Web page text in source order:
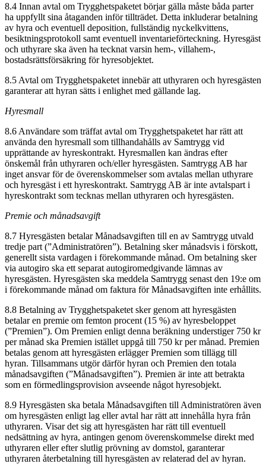
8.4 Innan avtal om Trygghetspaketet börjar gälla måste båda parter
ha uppfyllt sina åtaganden inför tillträdet. Detta inkluderar betalning
av hyra och eventuell deposition, fullständig nyckelkvittens,
besiktningsprotokoll samt eventuell inventarieförteckning. Hyresgäst
och uthyrare ska även ha tecknat varsin hem-, villahem-,
bostadsrättsförsäkring för hyresobjektet.
8.5 Avtal om Trygghetspaketet innebär att uthyraren och hyresgästen
garanterar att hyran sätts i enlighet med gällande lag.
Hyresmall
8.6 Användare som träffat avtal om Trygghetspaketet har rätt att
använda den hyresmall som tillhandahålls av Samtrygg vid
upprättande av hyreskontrakt. Hyresmallen kan ändras efter
önskemål från uthyraren och/eller hyresgästen. Samtrygg AB har
inget ansvar för de överenskommelser som avtalas mellan uthyrare
och hyresgäst i ett hyreskontrakt. Samtrygg AB är inte avtalspart i
hyreskontrakt som tecknas mellan uthyraren och hyresgästen.
Premie och månadsavgift
8.7 Hyresgästen betalar Månadsavgiften till en av Samtrygg utvald
tredje part (”Administratören”). Betalning sker månadsvis i förskott,
generellt sista vardagen i förekommande månad. Om betalning sker
via autogiro ska ett separat autogiromedgivande lämnas av
hyresgästen. Hyresgästen ska meddela Samtrygg senast den 19:e om
i förekommande månad om faktura för Månadsavgiften inte erhållits.
8.8 Betalning av Trygghetspaketet sker genom att hyresgästen
betalar en premie om femton procent (15 %) av hyresbeloppet
(”Premien”). Om Premien enligt denna beräkning understiger 750 kr
per månad ska Premien istället uppgå till 750 kr per månad. Premien
betalas genom att hyresgästen erlägger Premien som tillägg till
hyran. Tillsammans utgör därför hyran och Premien den totala
månadsavgiften (”Månadsavgiften”). Premien är inte att betrakta
som en förmedlingsprovision avseende något hyresobjekt.
8.9 Hyresgästen ska betala Månadsavgiften till Administratören även
om hyresgästen enligt lag eller avtal har rätt att innehålla hyra från
uthyraren. Visar det sig att hyresgästen har rätt till eventuell
nedsättning av hyra, antingen genom överenskommelse direkt med
uthyraren eller efter slutlig prövning av domstol, garanterar
uthyraren återbetalning till hyresgästen av relaterad del av hyran.